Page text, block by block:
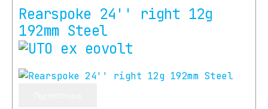
Rearspoke 24'' right 12g
192mm Steel